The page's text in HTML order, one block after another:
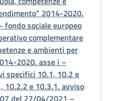
2014-2020.
sociale europeo
complementare
e ambienti per
2020. asse i –
specifici 10.1, 10.2 e
10.2.2 e 10.3.1. avviso
del 27/04/2021 –